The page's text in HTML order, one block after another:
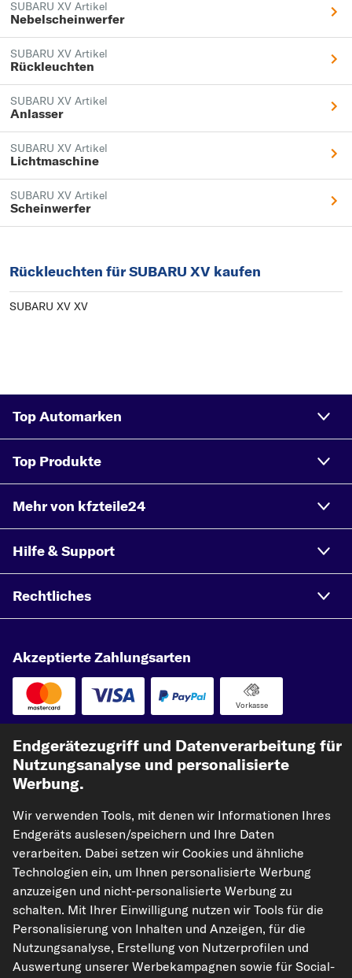
SUBARU XV Artikel
Nebelscheinwerfer
SUBARU XV Artikel
Rückleuchten
SUBARU XV Artikel
Anlasser
SUBARU XV Artikel
Lichtmaschine
SUBARU XV Artikel
Scheinwerfer
Rückleuchten für SUBARU XV kaufen
SUBARU XV XV
Top Automarken
Top Produkte
Mehr von kfzteile24
Hilfe & Support
Rechtliches
Akzeptierte Zahlungsarten
Vorkasse
Unsere Versandpartner
kfzteile24.de carpardoo.nl
carpardoo.fr
carpardoo.dk
Endgerätezugriff und Datenverarbeitung für
Nutzungsanalyse und personalisierte
Werbung.
Wir verwenden Tools, mit denen wir Informationen Ihres
Endgeräts auslesen/speichern und Ihre Daten
verarbeiten. Dabei setzen wir Cookies und ähnliche
Technologien ein, um Ihnen personalisierte Werbung
anzuzeigen und nicht-personalisierte Werbung zu
schalten. Mit Ihrer Einwilligung nutzen wir Tools für die
Personalisierung von Inhalten und Anzeigen, für die
Nutzungsanalyse, Erstellung von Nutzerprofilen und
Auswertung unserer Werbekampagnen sowie für Social-